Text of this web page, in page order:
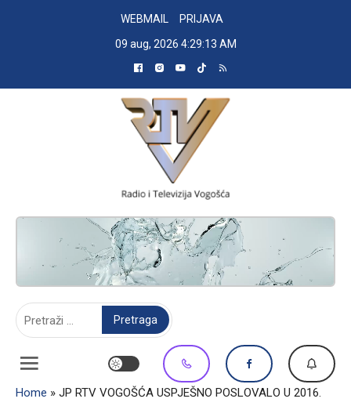
WEBMAIL
PRIJAVA
09 aug, 2026 4:29:14 AM
RADIO TELEVIZIJA VOGOŠĆA
Home » JP RTV VOGOŠĆA USPJEŠNO POSLOVALO U 2016.